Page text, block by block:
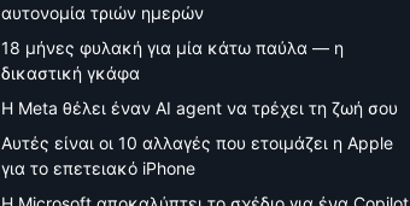
αυτονομία τριών ημερών
18 μήνες φυλακή για μία κάτω παύλα — η
δικαστική γκάφα
Η Meta θέλει έναν AI agent να τρέχει τη ζωή σου
Αυτές είναι οι 10 αλλαγές που ετοιμάζει η Apple
για το επετειακό iPhone